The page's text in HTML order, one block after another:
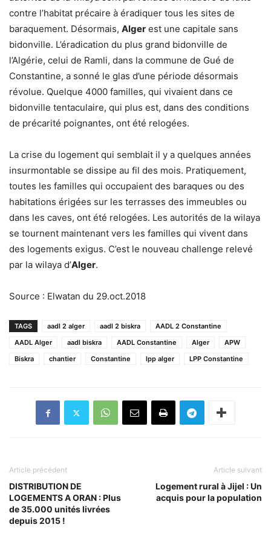
contre l’habitat précaire à éradiquer tous les sites de
baraquement. Désormais, Alger est une capitale sans
bidonville. L’éradication du plus grand bidonville de
l’Algérie, celui de Ramli, dans la commune de Gué de
Constantine, a sonné le glas d’une période désormais
révolue. Quelque 4000 familles, qui vivaient dans ce
bidonville tentaculaire, qui plus est, dans des conditions
de précarité poignantes, ont été relogées.
La crise du logement qui semblait il y a quelques années
insurmontable se dissipe au fil des mois. Pratiquement,
toutes les familles qui occupaient des baraques ou des
habitations érigées sur les terrasses des immeubles ou
dans les caves, ont été relogées. Les autorités de la wilaya
se tournent maintenant vers les familles qui vivent dans
des logements exigus. C’est le nouveau challenge relevé
par la wilaya d’Alger.
Source : Elwatan du 29.oct.2018
TAGS aadl 2 alger aadl 2 biskra
AADL 2 Constantine
AADL Alger
aadl biskra AADL Constantine Alger
APW
Biskra
chantier Constantine lpp alger LPP Constantine
Article précédent
DISTRIBUTION DE
LOGEMENTS A ORAN : Plus
de 35.000 unités livrées
depuis 2015 !
Article suivant
Logement rural à Jijel : Un
acquis pour la population